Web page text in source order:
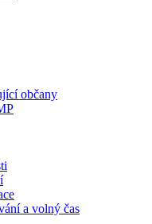
občany
a volný čas